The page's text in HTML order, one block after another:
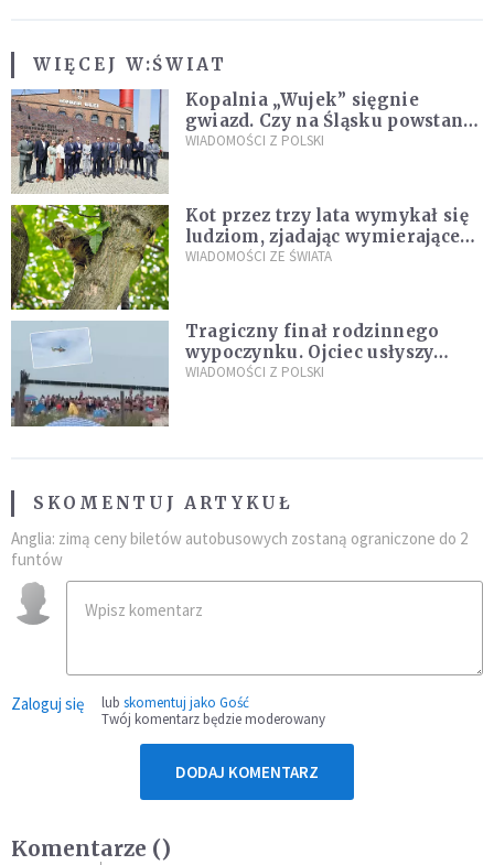
WIĘCEJ W:ŚWIAT
Kopalnia „Wujek” sięgnie
gwiazd. Czy na Śląsku powstanie
„Dolina Krzemowa”?
WIADOMOŚCI Z POLSKI
Kot przez trzy lata wymykał się
ludziom, zjadając wymierające
kaczki. W końcu popełnił
WIADOMOŚCI ZE ŚWIATA
Tragiczny finał rodzinnego
wypoczynku. Ojciec usłyszy
zarzuty
WIADOMOŚCI Z POLSKI
SKOMENTUJ ARTYKUŁ
Anglia: zimą ceny biletów autobusowych zostaną ograniczone do 2
funtów
Zaloguj się lub skomentuj jako Gość
Twój komentarz będzie moderowany
DODAJ KOMENTARZ
Komentarze ()